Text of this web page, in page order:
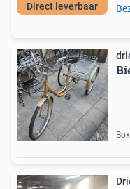
Direct leverbaar